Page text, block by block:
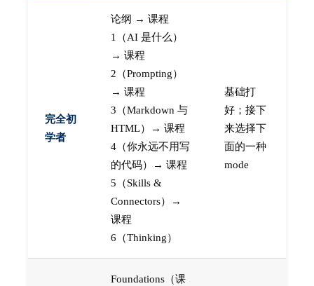
完全初
学者
论纲 → 课程
1（AI 是什么）
→ 课程
2（Prompting）
→ 课程
3（Markdown 与
HTML）→ 课程
4（你永远不用写
的代码）→ 课程
5（Skills &
Connectors）→
课程
6（Thinking）
基础打
好；接下
来选择下
面的一种
mode
Foundations（课